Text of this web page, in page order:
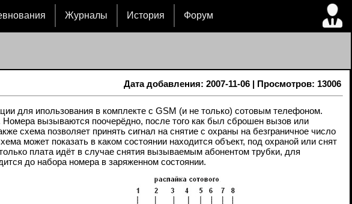
Журналы История Форум
Дата добавления: 2007-11-06 | Просмотров: 13006
для ипользования в комплекте с GSM (и не только) сотовым телефоном.
вызываются поочерёдно, после того как был сброшен вызов или
схема позволяет принять сигнал на снятие с охраны на безграничное число
может показать в каком состоянии находится объект, под охраной или снят
плата идёт в случае снятия вызываемым абонентом трубки, для
до набора номера в заряженном состоянии.